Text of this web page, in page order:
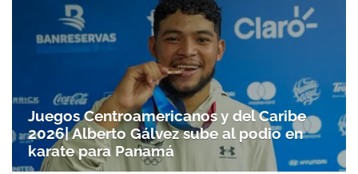
Juegos Centroamericanos y del Caribe
2026| Alberto Gálvez sube al podio en
karate para Panamá